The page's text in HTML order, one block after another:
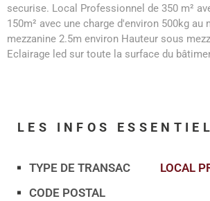
securise. Local Professionnel de 350 m²
150m² avec une charge d'environ 500kg au
mezzanine 2.5m environ Hauteur sous
Eclairage led sur toute la surface du
LES INFOS
Caractérisque Valeurs
TYPE DE TRANSAC
LOCAL
CODE POSTAL